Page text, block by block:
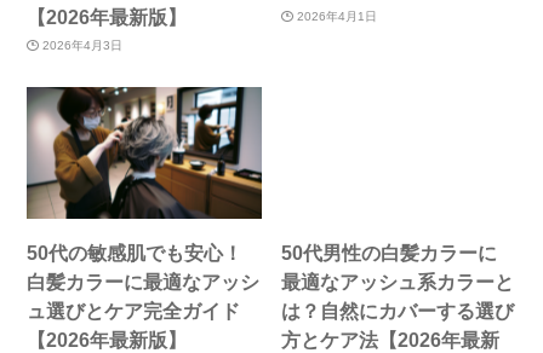
【2026年最新版】
2026年4月3日
2026年4月1日
50代の敏感肌でも安心！
白髪カラーに最適なアッシ
ュ選びとケア完全ガイド
【2026年最新版】
50代男性の白髪カラーに
最適なアッシュ系カラーと
は？自然にカバーする選び
方とケア法【2026年最新